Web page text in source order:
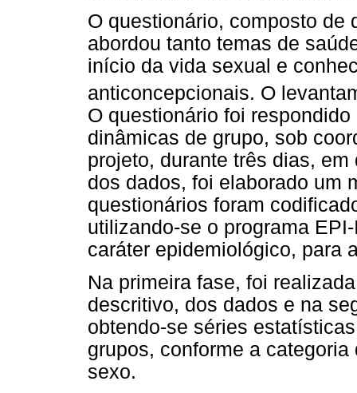
O questionário, composto de
abordou tanto temas de
início da vida sexual e
anticoncepcionais. O
O questionário foi
dinâmicas de grupo, sob
projeto, durante três dias,
dos dados, foi elaborado um
questionários foram
utilizando-se o programa
caráter epidemiológico, para
Na primeira fase, foi
descritivo, dos dados e na
obtendo-se séries
grupos, conforme a
sexo.